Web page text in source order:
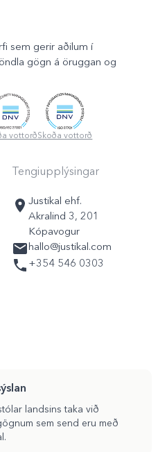
sem gerir aðilum í
gögn á öruggan og
vottorðSkoða vottorð
Tengiupplýsingar
Justikal ehf.
Akralind 3, 201
Kópavogur
hallo@justikal.com
+354 546 0303
landsins taka við
sem send eru með